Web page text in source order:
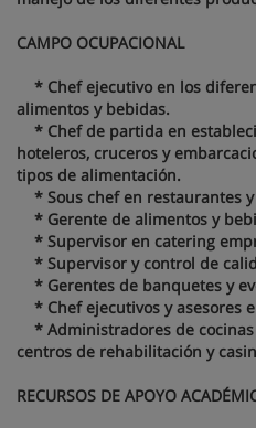
CAMPO OCUPACIONAL
* Chef ejecutivo en los
alimentos y bebidas.
* Chef de partida en
hoteleros, cruceros y
tipos de alimentación.
* Sous chef en restaurantes
* Gerente de alimentos y
* Supervisor en catering
* Supervisor y control de
* Gerentes de banquetes y
* Chef ejecutivos y asesores
* Administradores de cocinas
centros de rehabilitación y
RECURSOS DE APOYO